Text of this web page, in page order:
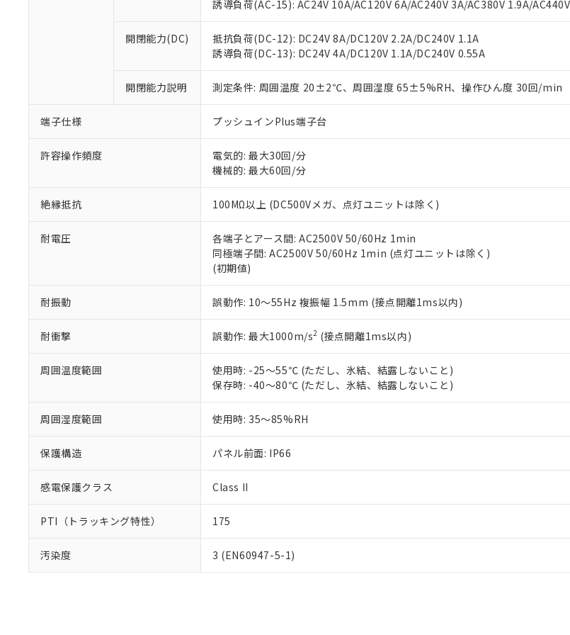
誘導負荷(AC-15): AC24V 10A/AC120V 6A/AC240V 3A/AC380V 1.9A/
開閉能力(DC)
抵抗負荷(DC-12): DC24V 8A/DC120V 2.2A/DC240V 1.1A
誘導負荷(DC-13): DC24V 4A/DC120V 1.1A/DC240V 0.55A
開閉能力説明 測定条件: 周囲温度 20±2℃、周囲湿度 65±5%RH、操作ひん度 30回/min
端子仕様 プッシュインPlus端子台
許容操作頻度
電気的: 最大30回/分
機械的: 最大60回/分
絶縁抵抗 100MΩ以上 (DC500Vメガ、点灯ユニットは除く)
耐電圧
各端子とアース間: AC2500V 50/60Hz 1min
同極端子間: AC2500V 50/60Hz 1min (点灯ユニットは除く)
(初期値)
耐振動 誤動作: 10～55Hz 複振幅 1.5mm (接点開離1ms以内)
耐衝撃 誤動作: 最大1000m/s2 (接点開離1ms以内)
周囲温度範囲
使用時: -25～55℃ (ただし、氷結、結露しないこと)
保存時: -40～80℃ (ただし、氷結、結露しないこと)
周囲湿度範囲 使用時: 35～85%RH
保護構造 パネル前面: IP66
感電保護クラス Class II
PTI（トラッキング特性） 175
汚染度 3 (EN60947-5-1)
が、当社の製品・サービスに関するお客様との取引・商談に必要な
※当社の共同利用者とは、"個人情報の共同利用に関して"
いる法人を指します。
EU RoHS指令（10物質）の非含有証明書
51物質の非含有証明書（当社基準）
※本証明書は発行日時点で非含有を証明するもので、過去に遡って非含有
また、RoHS指令のフタル酸エステル類４物質の対応では、対応完了ま
混在することから備考欄に対応日を記載しておりました。
り割愛しております。
白